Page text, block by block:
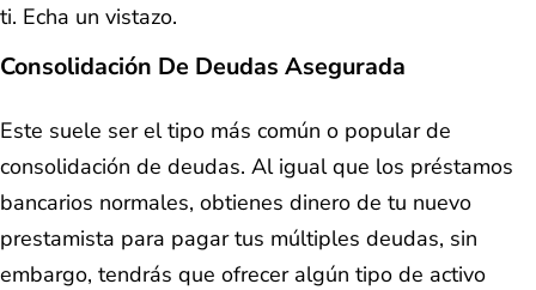
ti. Echa un vistazo.
Consolidación De Deudas Asegurada
Este suele ser el tipo más común o popular de
consolidación de deudas. Al igual que los préstamos
bancarios normales, obtienes dinero de tu nuevo
prestamista para pagar tus múltiples deudas, sin
embargo, tendrás que ofrecer algún tipo de activo